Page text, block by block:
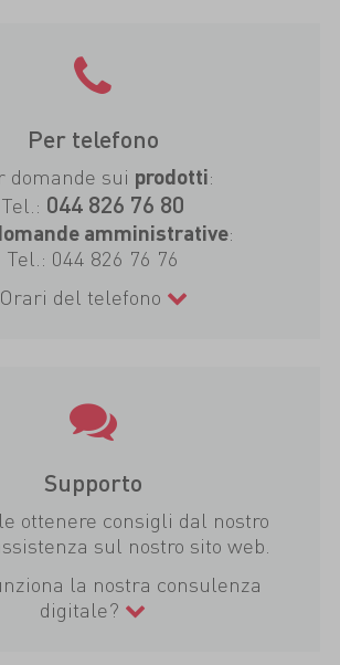
Per telefono
domande sui prodotti:
Tel.: 044 826 76 80
amministrative:
Tel.: 044 826 76 76
Orari del telefono
Supporto
ottenere consigli dal nostro
sul nostro sito web.
la nostra consulenza
digitale?